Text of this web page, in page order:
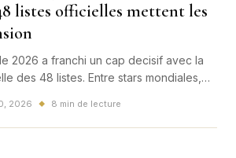
listes officielles mettent les
2026 a franchi un cap decisif avec la
des 48 listes. Entre stars mondiales,
de tension maximale.
2026 ◆ 8 min de lecture